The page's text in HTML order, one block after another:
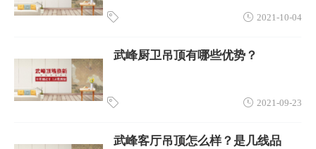
2021-10-04
武峰厨卫吊顶有哪些优势？
2021-09-23
武峰客厅吊顶怎么样？是几线品